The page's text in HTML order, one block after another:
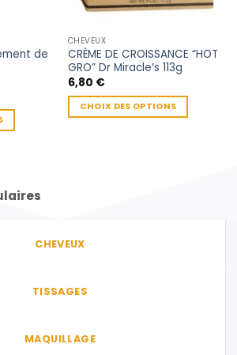
de
CHEVEUX
CRÈME DE CROISSANCE “HOT
GRO” Dr Miracle’s 113g
6,80 €
CHOIX DES OPTIONS
peuvent
sur
du
CHEVEUX
TISSAGES
MAQUILLAGE